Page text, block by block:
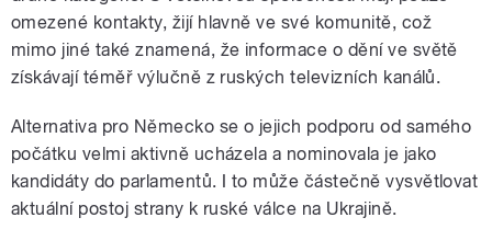
omezené kontakty, žijí hlavně ve své komunitě, což
mimo jiné také znamená, že informace o dění ve světě
získávají téměř výlučně z ruských televizních kanálů.
Alternativa pro Německo se o jejich podporu od samého
počátku velmi aktivně ucházela a nominovala je jako
kandidáty do parlamentů. I to může částečně vysvětlovat
aktuální postoj strany k ruské válce na Ukrajině.